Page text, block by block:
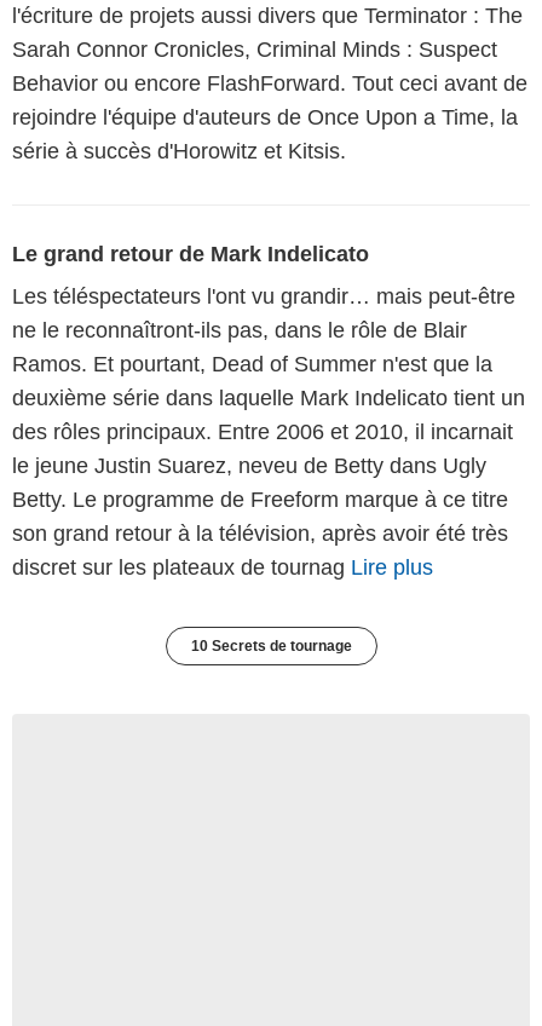
l'écriture de projets aussi divers que Terminator : The
Sarah Connor Cronicles, Criminal Minds : Suspect
Behavior ou encore FlashForward. Tout ceci avant de
rejoindre l'équipe d'auteurs de Once Upon a Time, la
série à succès d'Horowitz et Kitsis.
Le grand retour de Mark Indelicato
Les téléspectateurs l'ont vu grandir… mais peut-être
ne le reconnaîtront-ils pas, dans le rôle de Blair
Ramos. Et pourtant, Dead of Summer n'est que la
deuxième série dans laquelle Mark Indelicato tient un
des rôles principaux. Entre 2006 et 2010, il incarnait
le jeune Justin Suarez, neveu de Betty dans Ugly
Betty. Le programme de Freeform marque à ce titre
son grand retour à la télévision, après avoir été très
discret sur les plateaux de tournag Lire plus
10 Secrets de tournage